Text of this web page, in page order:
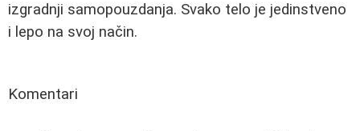
izgradnji samopouzdanja. Svako telo je jedinstveno
i lepo na svoj način.
Komentari